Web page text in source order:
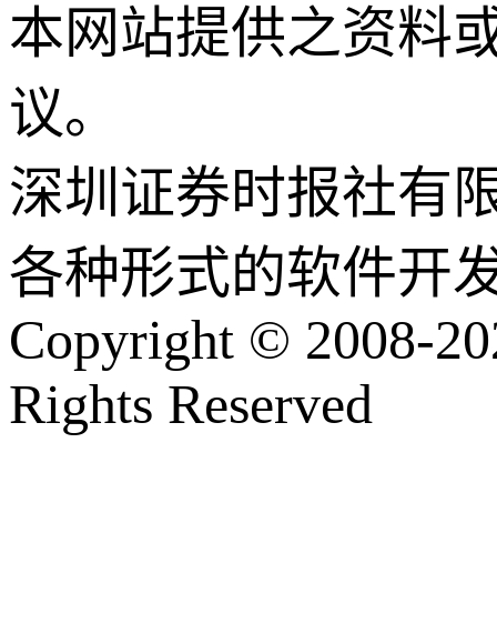
本网站提供之资料
议。
深圳证券时报社有
各种形式的软件开
Copyright © 2008-
Rights Reserved